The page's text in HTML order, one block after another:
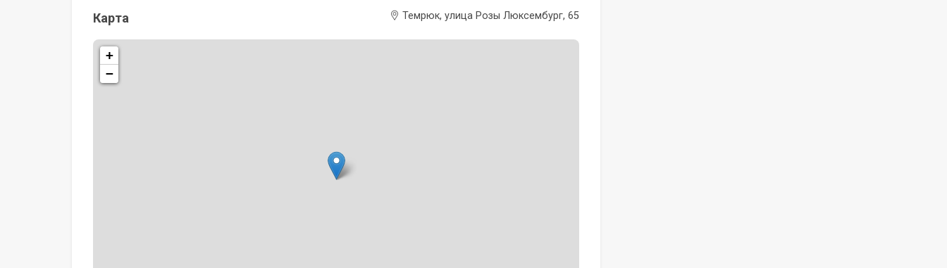
Карта Темрюк, улица Розы Люксембург, 65
+
−